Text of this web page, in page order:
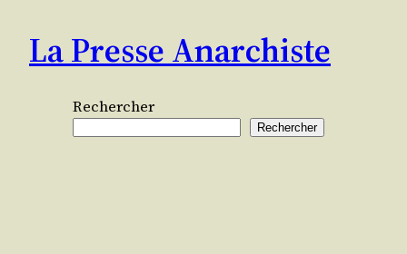
contenu
La Presse Anarchiste
Rechercher
Rechercher